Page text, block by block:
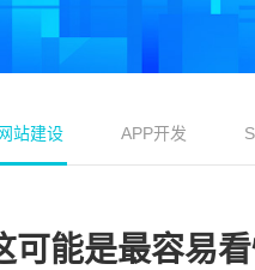
站建设 APP开发
可能是最容易